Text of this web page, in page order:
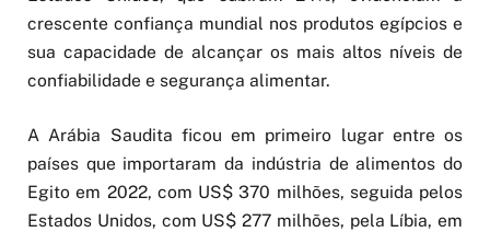
crescente confiança mundial nos produtos egípcios e
sua capacidade de alcançar os mais altos níveis de
confiabilidade e segurança alimentar.
A Arábia Saudita ficou em primeiro lugar entre os
países que importaram da indústria de alimentos do
Egito em 2022, com US$ 370 milhões, seguida pelos
Estados Unidos, com US$ 277 milhões, pela Líbia, em